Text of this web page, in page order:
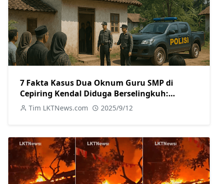
7 Fakta Kasus Dua Oknum Guru SMP di
Cepiring Kendal Diduga Berselingkuh:
Kronologi, Pengakuan, hingga Sanksi
Tim LKTNews.com 2025/9/12